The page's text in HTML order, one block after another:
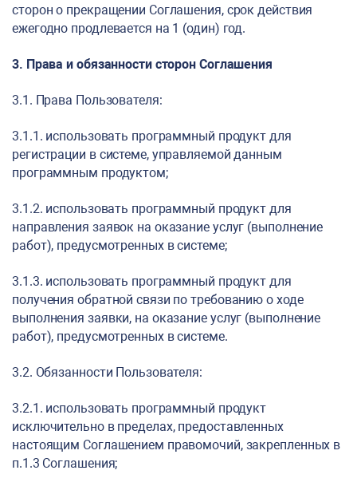
сторон о прекращении Соглашения, срок действия
ежегодно продлевается на 1 (один) год.
3. Права и обязанности сторон Соглашения
3.1. Права Пользователя:
3.1.1. использовать программный продукт для
регистрации в системе, управляемой данным
программным продуктом;
3.1.2. использовать программный продукт для
направления заявок на оказание услуг (выполнение
работ), предусмотренных в системе;
3.1.3. использовать программный продукт для
получения обратной связи по требованию о ходе
выполнения заявки, на оказание услуг (выполнение
работ), предусмотренных в системе.
3.2. Обязанности Пользователя:
3.2.1. использовать программный продукт
исключительно в пределах, предоставленных
настоящим Соглашением правомочий, закрепленных в
п.1.3 Соглашения;